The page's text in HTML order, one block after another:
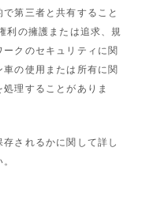
第三者と共有すること
利の擁護または追求、規
クのセキュリティに関
の使用または所有に関
理することがありま
されるかに関して詳し